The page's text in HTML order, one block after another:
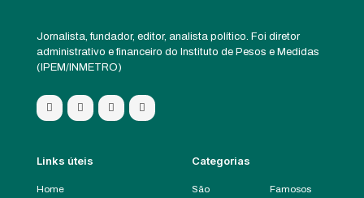
Jornalista, fundador, editor, analista político. Foi diretor
administrativo e financeiro do Instituto de Pesos e Medidas
(IPEM/INMETRO)
Links úteis
Home
Categorias
São
Famosos